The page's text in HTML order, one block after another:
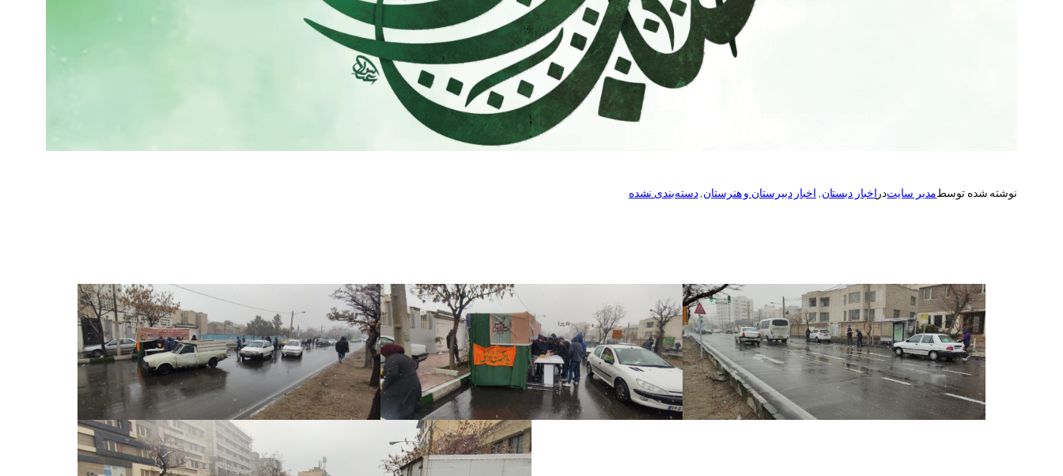
نوشته شده توسطمدیر سایتدر اخبار دبستان, اخبار دبیرستان و هنرستان, دسته‌بندی نشده